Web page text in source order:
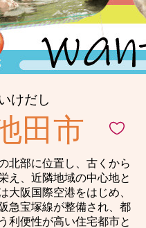
けだし
田市
北部に位置し、古くから
え、近隣地域の中心地と
大阪国際空港をはじめ、
急宝塚線が整備され、都
利便性が高い住宅都市と